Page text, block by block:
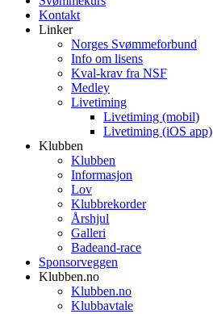
Kontakt
Linker
Norges Svømmeforbund
Info om lisens
Kval-krav fra NSF
Medley
Livetiming
Livetiming (mobil)
Livetiming (iOS app)
Klubben
Klubben
Informasjon
Lov
Klubbrekorder
Årshjul
Galleri
Badeand-race
Sponsorveggen
Klubben.no
Klubben.no
Klubbavtale